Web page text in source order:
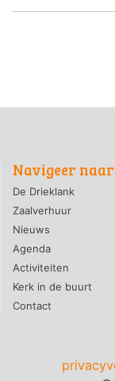
Navigeer
De Drieklank
Zaalverhuur
Nieuws
Agenda
Activiteiten
Kerk in de buurt
Contact